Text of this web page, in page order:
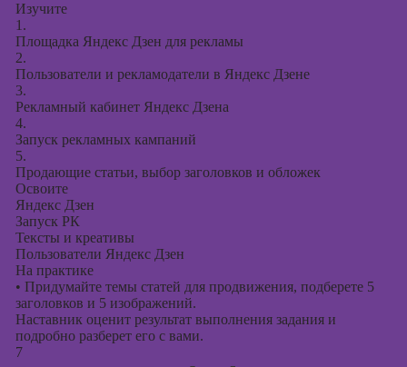
Изучите
1.
Площадка Яндекс Дзен для рекламы
2.
Пользователи и рекламодатели в Яндекс Дзене
3.
Рекламный кабинет Яндекс Дзена
4.
Запуск рекламных кампаний
5.
Продающие статьи, выбор заголовков и обложек
Освоите
Яндекс Дзен
Запуск РК
Тексты и креативы
Пользователи Яндекс Дзен
На практике
• Придумайте темы статей для продвижения, подберете 5
заголовков и 5 изображений.
Наставник оценит результат выполнения задания и
подробно разберет его с вами.
7